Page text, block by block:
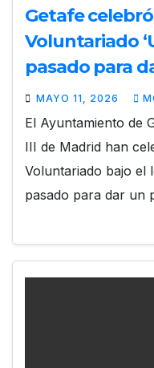
Getafe
Voluntariado
pasado para
MAYO 11, 2026
El Ayuntamiento de
III de Madrid han
Voluntariado bajo el
pasado para dar un